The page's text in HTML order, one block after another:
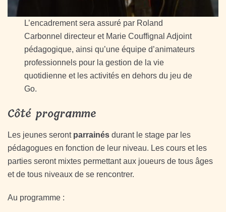
L’encadrement sera assuré par Roland
Carbonnel directeur et Marie Couffignal Adjoint
pédagogique, ainsi qu’une équipe d’animateurs
professionnels pour la gestion de la vie
quotidienne et les activités en dehors du jeu de
Go.
Côté programme
Les jeunes serontparrainés durant le stage par les
pédagogues en fonction de leur niveau. Les cours et les
parties seront mixtes permettant aux joueurs de tous âges
et de tous niveaux de se rencontrer.
Au programme :